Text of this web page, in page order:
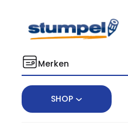
Merken
SHOP
Home Merken Pigma